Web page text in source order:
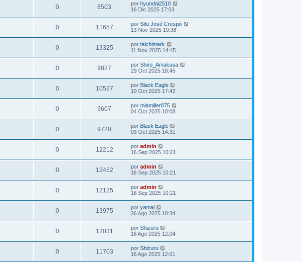
0 8503 por hyundai2510
16 Dic 2025 17:03
0 11657 por Sifu José Crespo
13 Nov 2025 19:38
0 13325 por taichimark
11 Nov 2025 14:45
0 9827 por Shiro_Amakusa
29 Oct 2025 18:45
0 10527 por Black Eagle
10 Oct 2025 17:42
0 9607 por miamiller875
04 Oct 2025 10:08
0 9720 por Black Eagle
03 Oct 2025 14:31
0 12212 por admin
16 Sep 2025 10:21
0 12452 por admin
16 Sep 2025 10:21
0 12125 por admin
16 Sep 2025 10:21
0 13975 por yamal
26 Ago 2025 18:34
0 12031 por Shizuru
16 Ago 2025 12:04
0 11703 por Shizuru
16 Ago 2025 12:01